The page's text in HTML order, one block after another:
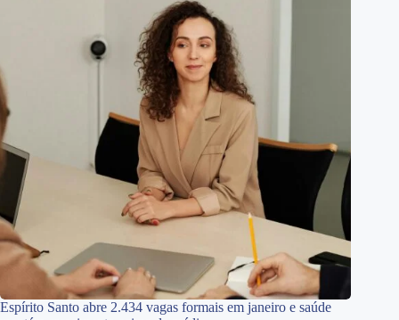
Espírito Santo abre 2.434 vagas formais em janeiro e saúde